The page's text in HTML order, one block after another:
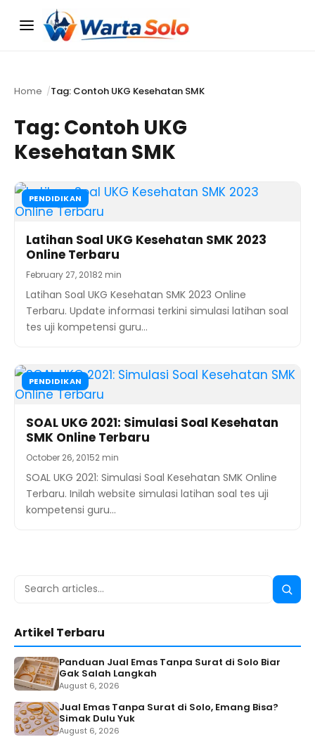
Menu
Home Tag: Contoh UKG Kesehatan SMK
Tag: Contoh UKG
Kesehatan SMK
PENDIDIKAN
Latihan Soal UKG Kesehatan SMK 2023
Online Terbaru
February 27, 20182 min
Latihan Soal UKG Kesehatan SMK 2023 Online
Terbaru. Update informasi terkini simulasi latihan soal
tes uji kompetensi guru…
PENDIDIKAN
SOAL UKG 2021: Simulasi Soal Kesehatan
SMK Online Terbaru
October 26, 20152 min
SOAL UKG 2021: Simulasi Soal Kesehatan SMK Online
Terbaru. Inilah website simulasi latihan soal tes uji
kompetensi guru…
Search
Search
Artikel Terbaru
Panduan Jual Emas Tanpa Surat di Solo Biar
Gak Salah Langkah
August 6, 2026
Jual Emas Tanpa Surat di Solo, Emang Bisa?
Simak Dulu Yuk
August 6, 2026